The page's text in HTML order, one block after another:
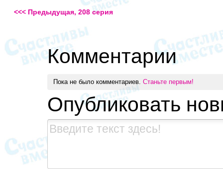
<<< Предыдущая, 208 серия
Комментарии
Пока не было комментариев. Станьте первым!
Опубликовать